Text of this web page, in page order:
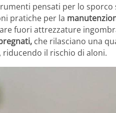
pensati per lo sporco
pratiche per la
fuori attrezzature
che rilasciano una
il rischio di aloni.